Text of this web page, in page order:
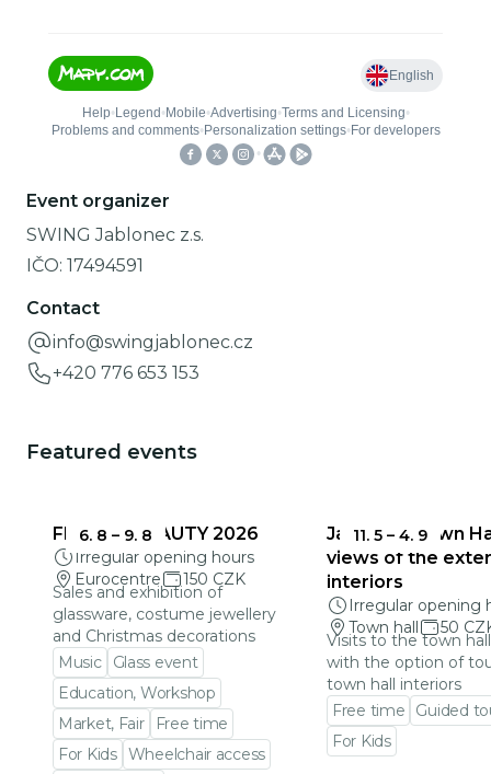
Event organizer
SWING Jablonec z.s.
IČO: 17494591
Contact
info@swingjablonec.cz
+420 776 653 153
Featured events
6. 8 – 9. 8
FRAGILE BEAUTY 2026
Irregular opening hours
Eurocentre
150 CZK
Sales and exhibition of
glassware, costume jewellery
and Christmas decorations
Music
Glass event
Education, Workshop
Market, Fair
Free time
For Kids Wheelchair access
11. 5 – 4. 9
Jablonec Town
views of the
interiors
Irregular opening
Town hall
50
Visits to the town
with the option of
town hall interiors
Free time
Guided
For Kids